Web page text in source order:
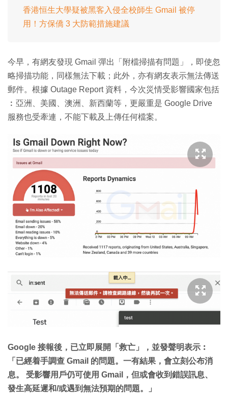
香港恒生大學疑被黑客入侵全校師生 Gmail 被停
用！方保僑 3 大防範措施建議
今早，有網友發現 Gmail 彈出「附檔掃描有問題」，即使忽
略掃描功能，同樣無法下載；此外，亦有網友表示無法傳送
郵件。根據 Outage Report 資料，今次災情受影響國家包括
︰亞洲、美國、澳洲、新西蘭等，更嚴重是 Google Drive
服務也受牽連，不能下載及上傳任何檔案。
Google 接報後，已立即展開「救亡」，並發聲明表示︰
「已經着手調查 Gmail 的問題。一有結果，會立刻公布消
息。 受影響用戶仍可使用 Gmail，但或會收到錯誤訊息、
發生高延遲和/或遇到無法預期的問題。」